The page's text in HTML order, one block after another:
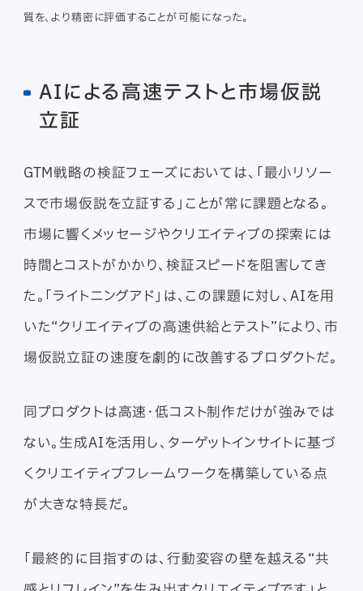
質を、より精密に評価することが可能になった。
AIによる高速テストと市場仮説
立証
GTM戦略の検証フェーズにおいては、「最小リソー
スで市場仮説を立証する」ことが常に課題となる。
市場に響くメッセージやクリエイティブの探索には
時間とコストがかかり、検証スピードを阻害してき
た。「ライトニングアド」は、この課題に対し、AIを用
いた“クリエイティブの高速供給とテスト”により、市
場仮説立証の速度を劇的に改善するプロダクトだ。
同プロダクトは高速・低コスト制作だけが強みでは
ない。生成AIを活用し、ターゲットインサイトに基づ
くクリエイティブフレームワークを構築している点
が大きな特長だ。
「最終的に目指すのは、行動変容の壁を越える“共